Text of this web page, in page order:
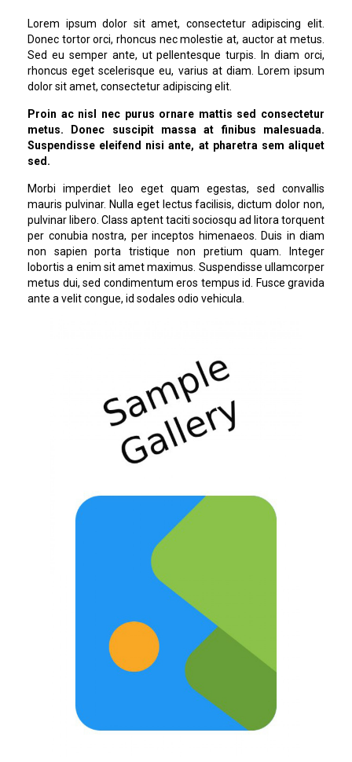
Lorem ipsum dolor sit amet, consectetur adipiscing elit.
Donec tortor orci, rhoncus nec molestie at, auctor at metus.
Sed eu semper ante, ut pellentesque turpis. In diam orci,
rhoncus eget scelerisque eu, varius at diam. Lorem ipsum
dolor sit amet, consectetur adipiscing elit.
Proin ac nisl nec purus ornare mattis sed consectetur
metus. Donec suscipit massa at finibus malesuada.
Suspendisse eleifend nisi ante, at pharetra sem aliquet
sed.
Morbi imperdiet leo eget quam egestas, sed convallis
mauris pulvinar. Nulla eget lectus facilisis, dictum dolor non,
pulvinar libero. Class aptent taciti sociosqu ad litora torquent
per conubia nostra, per inceptos himenaeos. Duis in diam
non sapien porta tristique non pretium quam. Integer
lobortis a enim sit amet maximus. Suspendisse ullamcorper
metus dui, sed condimentum eros tempus id. Fusce gravida
ante a velit congue, id sodales odio vehicula.